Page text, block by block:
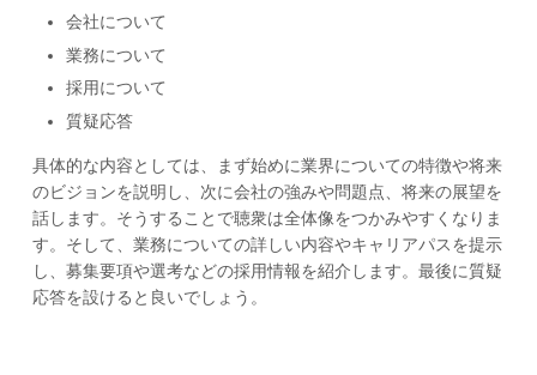
会社について
業務について
採用について
質疑応答
具体的な内容としては、まず始めに業界についての特徴や将来
のビジョンを説明し、次に会社の強みや問題点、将来の展望を
話します。そうすることで聴衆は全体像をつかみやすくなりま
す。そして、業務についての詳しい内容やキャリアパスを提示
し、募集要項や選考などの採用情報を紹介します。最後に質疑
応答を設けると良いでしょう。